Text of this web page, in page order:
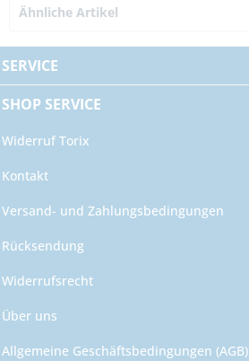
Ähnliche Artikel
SERVICE
SHOP SERVICE
Widerruf Torix
Kontakt
Versand- und Zahlungsbedingungen
Rücksendung
Widerrufsrecht
Über uns
Allgemeine Geschäftsbedingungen (AGB)